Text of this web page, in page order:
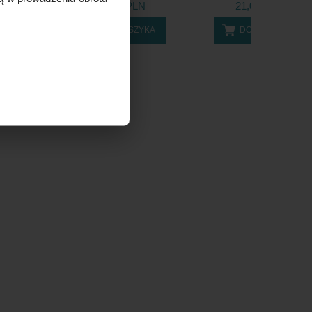
55,00 PLN
DO KOSZYKA
21,00 PLN
DO KOSZYKA